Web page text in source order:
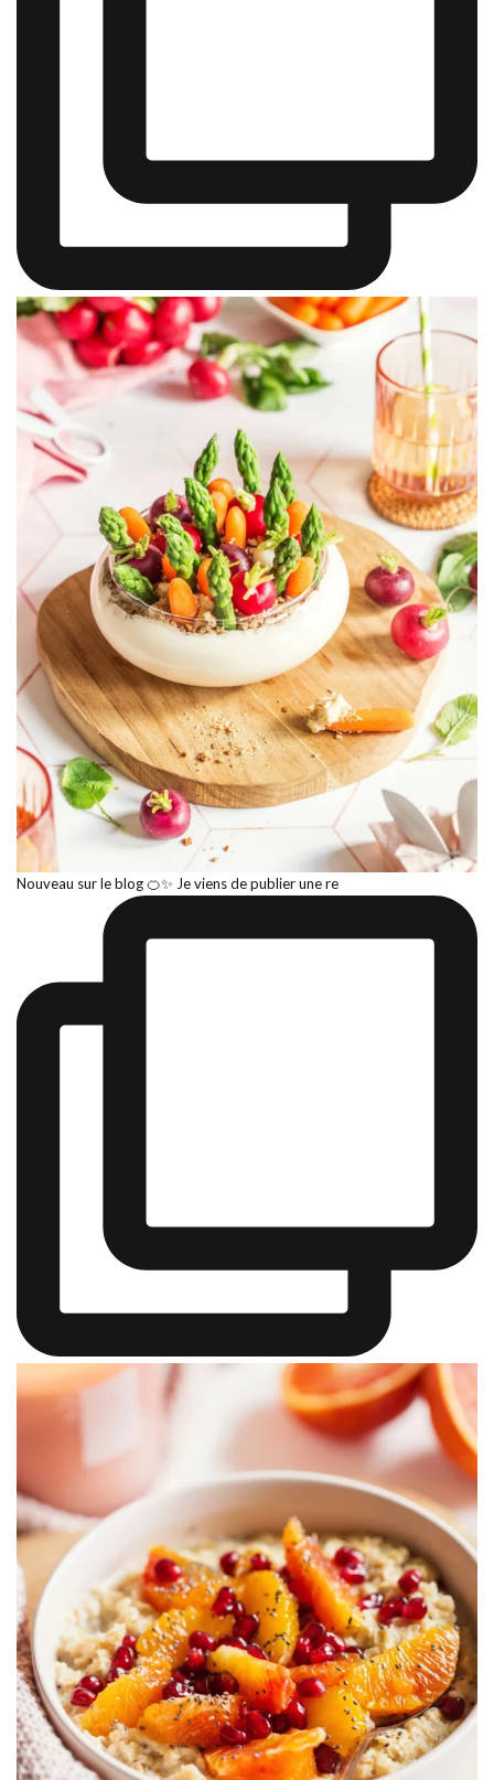
Nouveau sur le blog 🍊✨ Je viens de publier une re